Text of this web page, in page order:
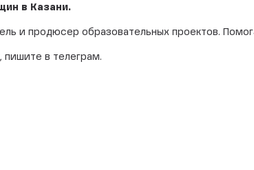
в Казани.
и продюсер образовательных проектов.
пишите в телеграм.